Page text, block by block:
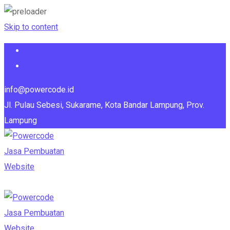
Skip to content
info@powercode.id
Jl. Pulau Sebesi, Sukarame, Kota Bandar Lampung, Prov.
Lampung